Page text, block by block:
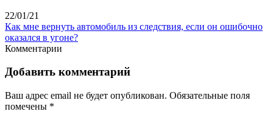
22/01/21
Как мне вернуть автомобиль из следствия, если он ошибочно
оказался в угоне?
Комментарии
Добавить комментарий
Ваш адрес email не будет опубликован. Обязательные поля
помечены *